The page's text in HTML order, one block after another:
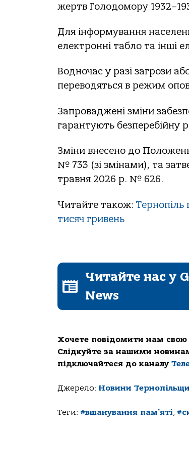
жертв Голодомору
Для інформування
електронні табло та інші
Водночас у разі загрози
переводяться в режим
Запроваджені зміни
гарантують безперебійну
Зміни внесено до
№ 733 (зі змінами), та
травня 2026 р. № 626.
Читайте також: Тернопіль
тисяч гривень
Читайте нас у
News
Хочете повідомити нам свою
Слідкуйте за нашими
підключайтеся до каналу
Джерело: Новини
Теги: #вшанування памʼяті,